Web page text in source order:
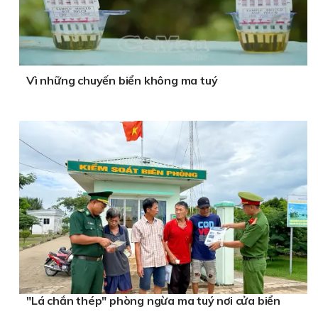
Vì những chuyến biển không ma tuý
"Lá chắn thép" phòng ngừa ma tuý nơi cửa biển